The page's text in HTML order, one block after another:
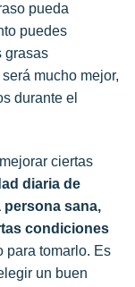
pueda
puedes
grasas
mucho mejor,
durante el
ciertas
diaria de
persona sana,
condiciones
para tomarlo. Es
un buen